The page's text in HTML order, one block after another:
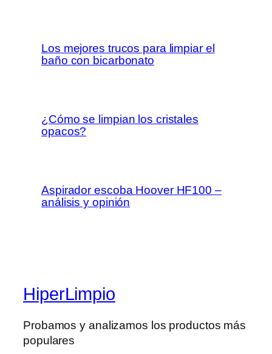
Los mejores trucos para limpiar el
baño con bicarbonato
¿Cómo se limpian los cristales
opacos?
Aspirador escoba Hoover HF100 –
análisis y opinión
HiperLimpio
Probamos y analizamos los productos más
populares